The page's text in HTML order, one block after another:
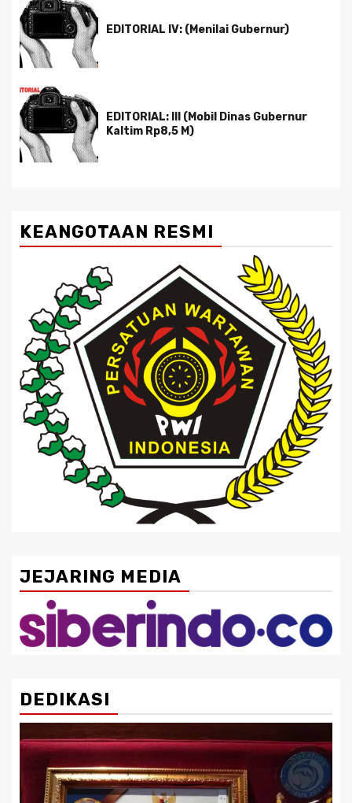
EDITORIAL IV: (Menilai Gubernur)
EDITORIAL: III (Mobil Dinas Gubernur
Kaltim Rp8,5 M)
KEANGOTAAN RESMI
JEJARING MEDIA
DEDIKASI